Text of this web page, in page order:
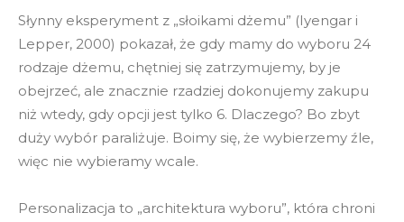
Słynny eksperyment z „słoikami dżemu” (Iyengar i
Lepper, 2000) pokazał, że gdy mamy do wyboru 24
rodzaje dżemu, chętniej się zatrzymujemy, by je
obejrzeć, ale znacznie rzadziej dokonujemy zakupu
niż wtedy, gdy opcji jest tylko 6. Dlaczego? Bo zbyt
duży wybór paraliżuje. Boimy się, że wybierzemy źle,
więc nie wybieramy wcale.
Personalizacja to „architektura wyboru”, która chroni